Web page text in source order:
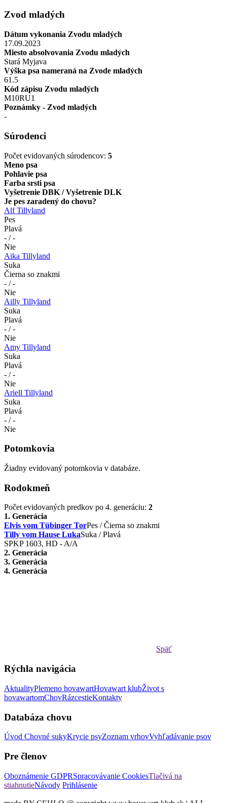
Zvod mladých
Dátum vykonania Zvodu mladých
17.09.2023
Miesto absolvovania Zvodu mladých
Stará Myjava
Výška psa nameraná na Zvode mladých
61.5
Kód zápisu Zvodu mladých
M10RU1
Poznámky - Zvod mladých
-
Súrodenci
Počet evidovaných súrodencov: 5
Meno psa
Pohlavie psa
Farba srsti psa
Vyšetrenie DBK / Vyšetrenie DLK
Je pes zaradený do chovu?
Alf Tillyland
Pes
Plavá
- / -
Nie
Aika Tillyland
Suka
Čierna so znakmi
- / -
Nie
Ailly Tillyland
Suka
Plavá
- / -
Nie
Amy Tillyland
Suka
Plavá
- / -
Nie
Ariell Tillyland
Suka
Plavá
- / -
Nie
Potomkovia
Žiadny evidovaný potomkovia v databáze.
Rodokmeň
Počet evidovaných predkov po 4. generáciu: 2
1. Generácia
Elvis vom Tübinger TorPes / Čierna so znakmi
Tilly vom Hause LukaSuka / Plavá
SPKP 1603, HD - A/A
2. Generácia
3. Generácia
4. Generácia
Späť
Rýchla navigácia
AktualityPlemeno hovawartHovawart klubŽivot s
hovawartomChovRázcestieKontakty
Databáza chovu
Úvod Chovné sukyKrycie psyZoznam vrhovVyhľadávanie psov
Pre členov
Oboznámenie GDPRSpracovávanie CookiesTlačivá na
stiahnutieNávody Prihlásenie